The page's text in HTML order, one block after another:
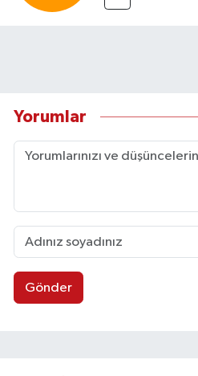
Yorumlar
Gönder